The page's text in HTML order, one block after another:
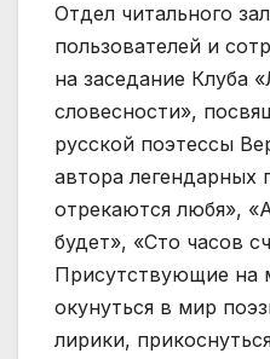
Отдел читального
пользователей и
на заседание Клуба
словесности»,
русской поэтессы
автора легендарных
отрекаются любя»,
будет», «Сто часов
Присутствующие на
окунуться в мир
лирики,